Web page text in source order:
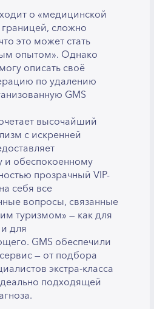
о «медицинской
сложно
это может стать
опытом». Однако
описать своё
по удалению
GMS
высочайший
с искренней
и обеспокоенному
прозрачный VIP-
себя все
вопросы, связанные
туризмом» — как для
для
GMS обеспечили
— от подбора
экстра-класса
подходящей